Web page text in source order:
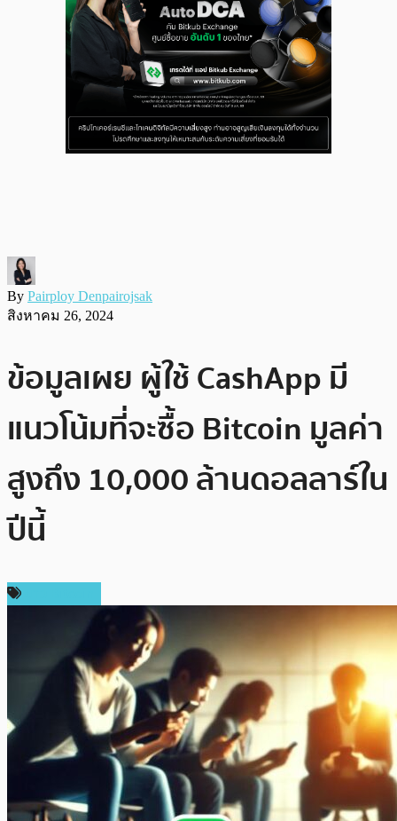
By Pairploy Denpairojsak
สิงหาคม 26, 2024
ข้อมูลเผย ผู้ใช้ CashApp มี
แนวโน้มที่จะซื้อ Bitcoin มูลค่า
สูงถึง 10,000 ล้านดอลลาร์ใน
ปีนี้